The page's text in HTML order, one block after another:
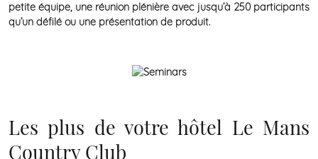
petite équipe, une réunion plénière avec jusqu’à 250 participants
qu’un défilé ou une présentation de produit.
Les plus de votre hôtel Le Mans
Country Club